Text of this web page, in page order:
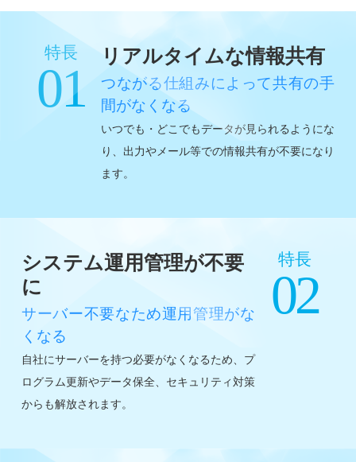
特長
01
リアルタイムな情報共有
つながる仕組みによって共有の手
間がなくなる
いつでも・どこでもデータが見られるようにな
り、出力やメール等での情報共有が不要になり
ます。
特長
02
システム運用管理が不要
に
サーバー不要なため運用管理がな
くなる
自社にサーバーを持つ必要がなくなるため、プ
ログラム更新やデータ保全、セキュリティ対策
からも解放されます。